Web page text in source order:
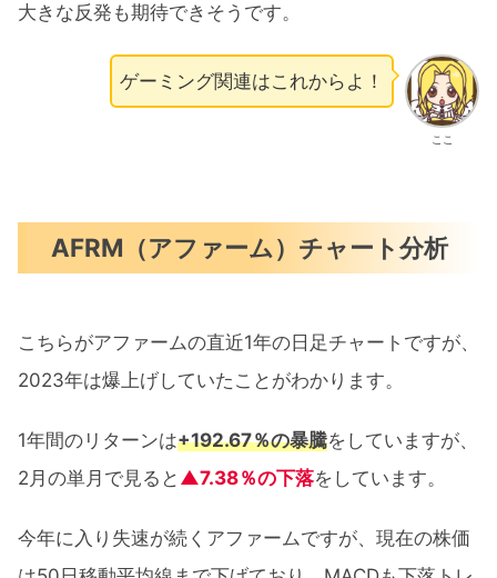
大きな反発も期待できそうです。
ここ
ゲーミング関連はこれからよ！
AFRM（アファーム）チャート分析
こちらがアファームの直近1年の日足チャートですが、
2023年は爆上げしていたことがわかります。
1年間のリターンは+192.67％の暴騰をしていますが、
2月の単月で見ると ▲7.38％の下落をしています。
今年に入り失速が続くアファームですが、現在の株価